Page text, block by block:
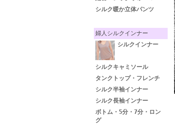
シルク暖か立体パンツ
婦人シルクインナー
シルクインナー
シルクキャミソール
タンクトップ・フレンチ
シルク半袖インナー
シルク長袖インナー
ボトム・5分・7分・ロン
グ